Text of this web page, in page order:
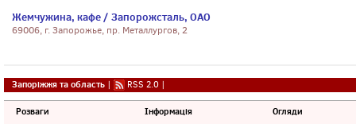
Жемчужина, кафе / Запорожсталь, ОАО
69006, г. Запорожье, пр. Металлургов, 2
Запоріжжя та область | RSS 2.0 |
Розваги Інформація Огляди